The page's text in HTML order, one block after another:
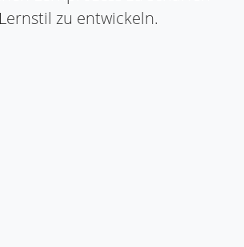
zu entwickeln.